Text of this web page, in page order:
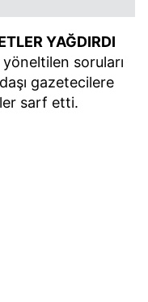
YAĞDIRDI
soruları
gazetecilere
sarf etti.